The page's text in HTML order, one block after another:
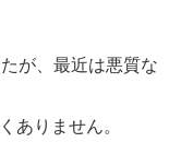
が、最近は悪質な
ありません。